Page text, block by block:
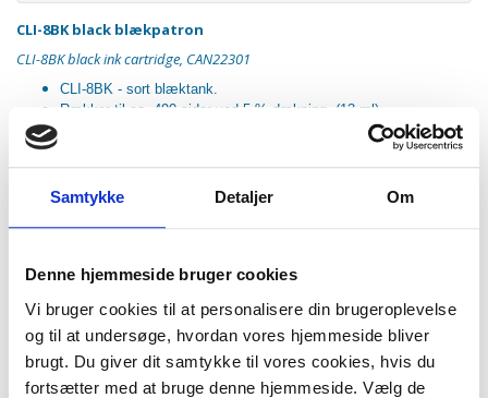
Samtykke Detaljer Om
Denne hjemmeside bruger cookies
Vi bruger cookies til at personalisere din brugeroplevelse
og til at undersøge, hvordan vores hjemmeside bliver
brugt. Du giver dit samtykke til vores cookies, hvis du
fortsætter med at bruge denne hjemmeside. Vælg de
CLI-8BK black blækpatron
CLI-8BK black ink cartridge, CAN22301
CLI-8BK - sort blæktank.
Rækker til ca. 490 sider ved 5 % dækning. (13 ml).
Passer til følgende maskiner:
PIXMA MP500
MP610
MP800
MP800R
MP810
MP830
MP970